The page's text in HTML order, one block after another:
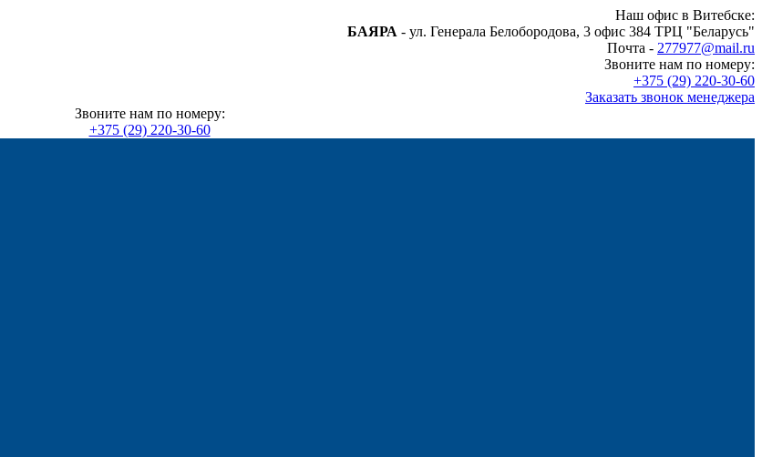
Наш офис в Витебске:
БАЯРА - ул. Генерала Белобородова, 3 офис 384 ТРЦ "Беларусь"
Почта - 277977@mail.ru
Звоните нам по номеру:
+375 (29) 220-30-60
Заказать звонок менеджера
Звоните нам по номеру:
+375 (29) 220-30-60